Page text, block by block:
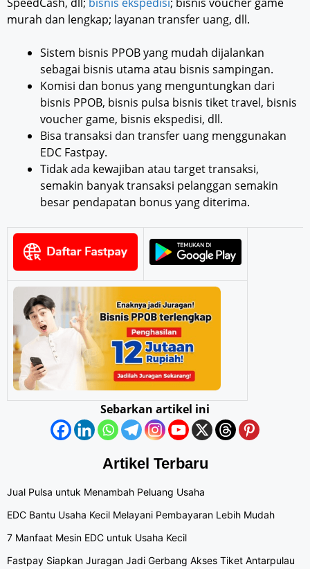
murah dan lengkap; layanan transfer uang, dll.
Sistem bisnis PPOB yang mudah dijalankan
sebagai bisnis utama atau bisnis sampingan.
Komisi dan bonus yang menguntungkan dari
bisnis PPOB, bisnis pulsa bisnis tiket travel, bisnis
voucher game, bisnis ekspedisi, dll.
Bisa transaksi dan transfer uang menggunakan
EDC Fastpay.
Tidak ada kewajiban atau target transaksi,
semakin banyak transaksi pelanggan semakin
besar pendapatan bonus yang diterima.
Sebarkan artikel ini
Artikel Terbaru
Jual Pulsa untuk Menambah Peluang Usaha
EDC Bantu Usaha Kecil Melayani Pembayaran Lebih Mudah
7 Manfaat Mesin EDC untuk Usaha Kecil
Fastpay Siapkan Juragan Jadi Gerbang Akses Tiket Antarpulau